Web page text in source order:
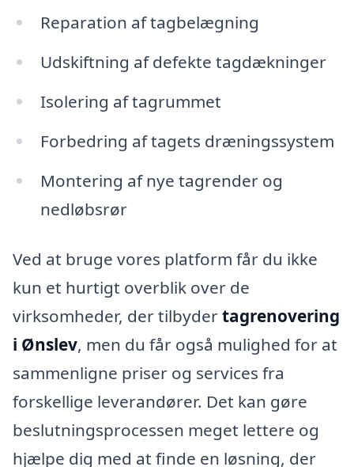
Reparation af tagbelægning
Udskiftning af defekte tagdækninger
Isolering af tagrummet
Forbedring af tagets dræningssystem
Montering af nye tagrender og
nedløbsrør
Ved at bruge vores platform får du ikke
kun et hurtigt overblik over de
virksomheder, der tilbydertagrenovering
i Ønslev, men du får også mulighed for at
sammenligne priser og services fra
forskellige leverandører. Det kan gøre
beslutningsprocessen meget lettere og
hjælpe dig med at finde en løsning, der